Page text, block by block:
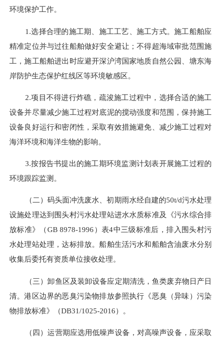
环境保护工作。
1.选择合理的施工期、施工工艺、施工方式。施工船舶应
精准定位并与过往船舶做好安全避让；不得超海域审批范围施
工，施工船舶进出时应避开深沪湾国家地质自然公园
塘东海
岸防护生态保护红线区等环境敏感区。
2.项目不得进行炸礁， 疏浚施工过程中，选择合适的施工
设备并尽量减少施工过程对底泥的搅动强度和范围，保持施工
设备良好运行和密闭性，采取有效措施避免、减少施工过程对
海洋环境和海洋生物的影响。
3.按报告书提出的施工期环境监测计划表开展施工过程的
环境跟踪监测。
（二）码头面冲洗废水、初期雨水经自建的50t/d污水处理
设施处理达到围头村污水处理站进水水质标准及《污水综合排
放标准》（GB 8978-1996）表4中三级标准后，排入围头村污
水处理站处理，达标排放。船舶生活污水和船舶含油废水分别
收集后委托有资质单位接收处理。
（三）卸鱼区及装卸设备应定期清洗，鱼类废弃物日产日
清。港区边界的恶臭污染物排放参照执行《恶臭（异味）污染
物排放标准》（DB31/1025-2016）。
（四）运营期应选用低噪声设备，对高噪声设备，应采取